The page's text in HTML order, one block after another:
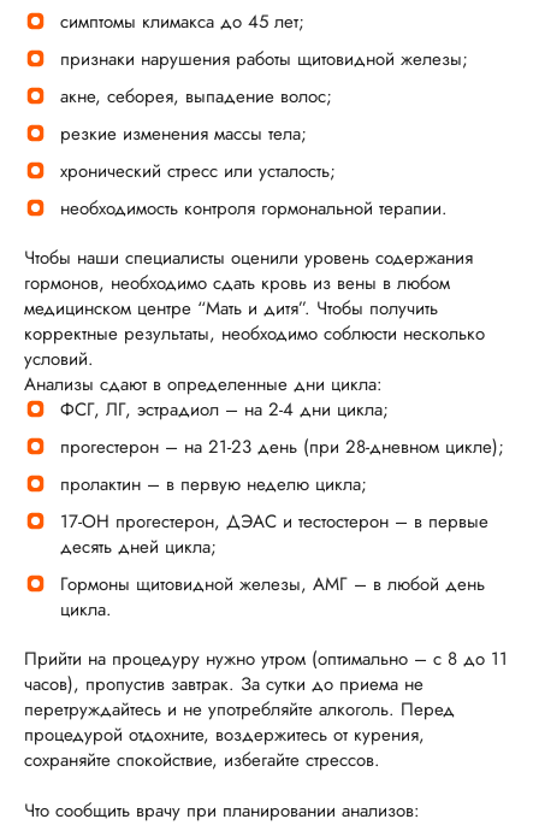
симптомы климакса до 45 лет;
признаки нарушения работы щитовидной железы;
акне, себорея, выпадение волос;
резкие изменения массы тела;
хронический стресс или усталость;
необходимость контроля гормональной терапии.
Чтобы наши специалисты оценили уровень содержания
гормонов, необходимо сдать кровь из вены в любом
медицинском центре “Мать и дитя”. Чтобы получить
корректные результаты, необходимо соблюсти несколько
условий.
Анализы сдают в определенные дни цикла:
ФСГ, ЛГ, эстрадиол – на 2-4 дни цикла;
прогестерон – на 21-23 день (при 28‑дневном цикле);
пролактин – в первую неделю цикла;
17-ОН прогестерон, ДЭАС и тестостерон – в первые
десять дней цикла;
Гормоны щитовидной железы, АМГ – в любой день
цикла.
Прийти на процедуру нужно утром (оптимально – с 8 до 11
часов), пропустив завтрак. За сутки до приема не
перетруждайтесь и не употребляйте алкоголь. Перед
процедурой отдохните, воздержитесь от курения,
сохраняйте спокойствие, избегайте стрессов.
Что сообщить врачу при планировании анализов: